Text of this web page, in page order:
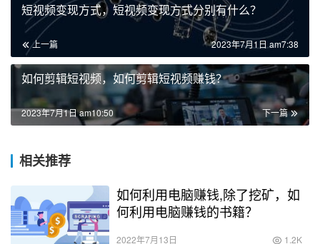
短视频变现方式，短视频变现方式分别有什么？
上一篇 2023年7月1日 am7:38
如何剪辑短视频，如何剪辑短视频赚钱？
下一篇
2023年7月1日 am10:50
相关推荐
如何利用电脑赚钱,除了挖矿，如
何利用电脑赚钱的书籍？
2022年7月13日 1.2K